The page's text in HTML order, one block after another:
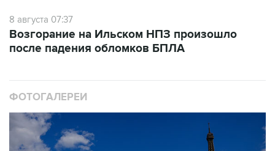
после падения обломков БПЛА